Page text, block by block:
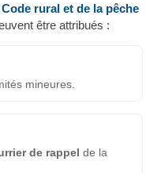
rural et de la pêche
être attribués :
mineures.
de rappel de la